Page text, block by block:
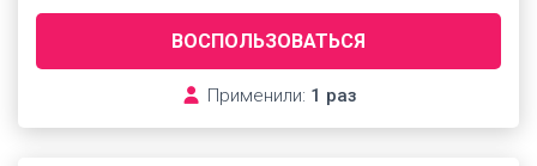
ВОСПОЛЬЗОВАТЬСЯ
Применили: 1 раз